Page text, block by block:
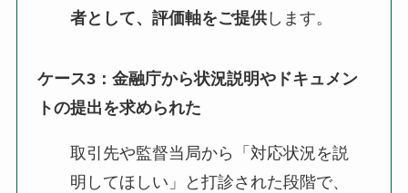
者として、評価軸をご提供 します。
ケース3：金融庁から状況説明やドキュメン
トの提出を求められた
取引先や監督当局から「対応状況を説
明してほしい」と打診された段階で、